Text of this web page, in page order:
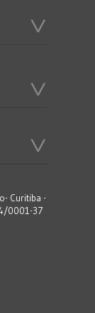
Curitiba -
0001-37